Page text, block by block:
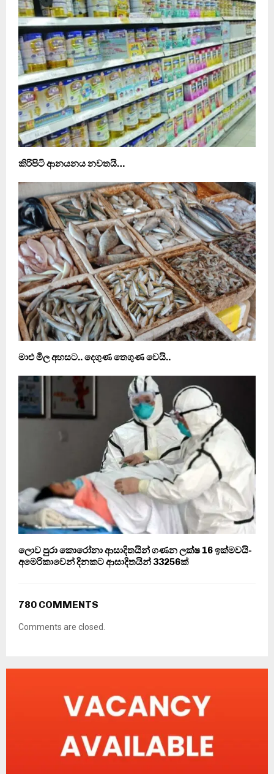
කිරිපිටි ආනයනය නවතයි…
මාළු මිල අහසට.. දෙගුණ තෙගුණ වෙයි..
ලොව පුරා කොරෝනා ආසාදිතයින් ගණන ලක්ෂ 16 ඉක්මවයි-
අමෙරිකාවෙන් දිනකට ආසාදිතයින් 33256ක්
780 COMMENTS
Comments are closed.